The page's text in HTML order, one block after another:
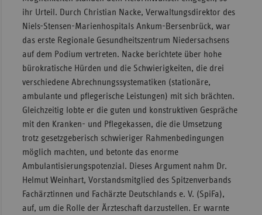
ihr Urteil. Durch Christian Nacke, Verwaltungsdirektor des
Niels-Stensen-Marienhospitals Ankum-Bersenbrück, war
das erste Regionale Gesundheitszentrum Niedersachsens
auf dem Podium vertreten. Nacke berichtete über hohe
bürokratische Hürden und die Schwierigkeiten, die drei
verschiedene Abrechnungssystematiken (stationäre,
ambulante und pflegerische Leistungen) mit sich brächten.
Gleichzeitig lobte er die guten und konstruktiven Gespräche
mit den Kranken- und Pflegekassen, die die Umsetzung
trotz gesetzgeberisch schwieriger Rahmenbedingungen
möglich machten, und betonte das enorme
Ambulantisierungspotenzial. Dieses Argument nahm Dr.
Helmut Weinhart, Vorstandsmitglied des Spitzenverbands
Fachärztinnen und Fachärzte Deutschlands e. V. (SpiFa),
auf, um die Rolle der Ärzteschaft darzustellen. Er warnte